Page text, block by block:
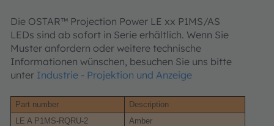
Die OSTAR™ Projection Power LE xx P1MS/AS
LEDs sind ab sofort in Serie erhältlich. Wenn Sie
Muster anfordern oder weitere technische
Informationen wünschen, besuchen Sie uns bitte
unter Industrie - Projektion und Anzeige
Part number
Description
LE A P1MS-RQRU-2
Amber